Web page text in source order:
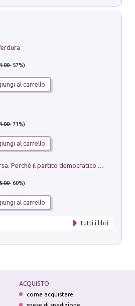
- 57%)
al carrello
- 71%)
al carrello
- 60%)
al carrello
Tutti i libri
ACQUISTO
come acquistare